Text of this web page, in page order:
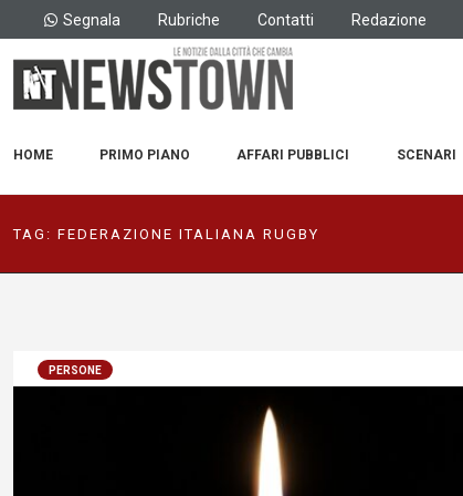
Segnala Rubriche Contatti Redazione
HOME PRIMO PIANO AFFARI PUBBLICI SCENARI
TAG: FEDERAZIONE ITALIANA RUGBY
PERSONE